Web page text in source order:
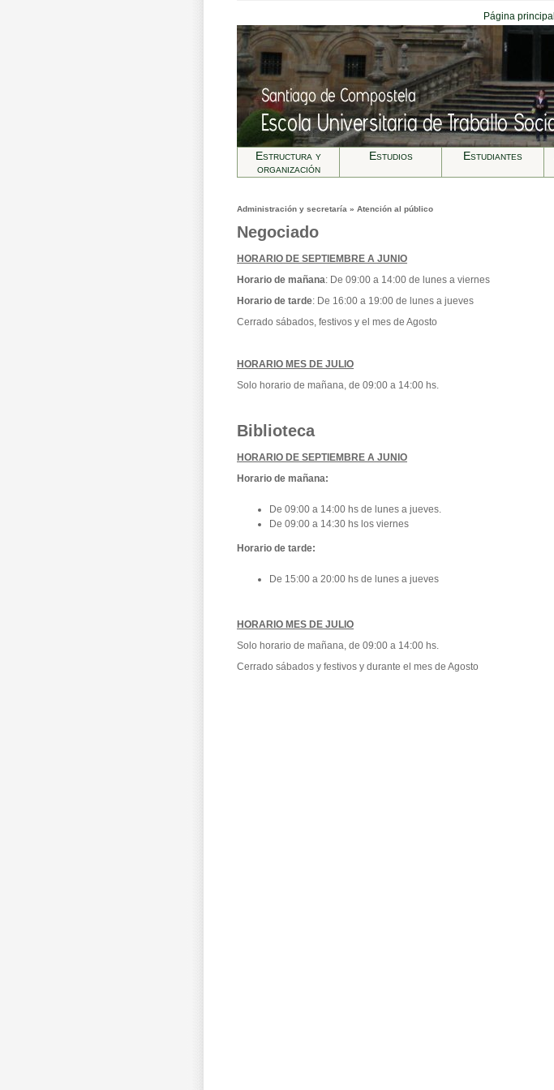
Página principal
Estructura y
organización
Estudios Estudiantes
Administración y secretarí­a » Atención al público
Negociado
HORARIO DE SEPTIEMBRE A JUNIO
Horario de mañana: De 09:00 a 14:00 de lunes a viernes
Horario de tarde: De 16:00 a 19:00 de lunes a jueves
Cerrado sábados, festivos y el mes de Agosto
HORARIO MES DE JULIO
Solo horario de mañana, de 09:00 a 14:00 hs.
Biblioteca
HORARIO DE SEPTIEMBRE A JUNIO
Horario de mañana:
De 09:00 a 14:00 hs de lunes a jueves.
De 09:00 a 14:30 hs los viernes
Horario de tarde:
De 15:00 a 20:00 hs de lunes a jueves
HORARIO MES DE JULIO
Solo horario de mañana, de 09:00 a 14:00 hs.
Cerrado sábados y festivos y durante el mes de Agosto